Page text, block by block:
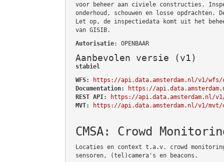
voor beheer aan civiele constructies.
onderhoud, schouwen en losse opdrachten.
Let op, de inspectiedata komt uit het
van GISIB.
Autorisatie: OPENBAAR
Aanbevolen versie (v1)
stabiel
WFS:
https://api.data.amsterdam.nl/v1/
Documentation:
https://
REST API:
https://api.data.amsterdam.nl/
MVT:
https://api.data.amsterdam.nl/v1/
CMSA: Crowd
Locaties en context t.a.v. crowd
sensoren, (tel)camera's en beacons.